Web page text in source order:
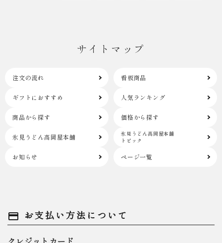
サイトマップ
注文の流れ 看板商品
ギフトにおすすめ 人気ランキング
商品から探す 価格から探す
氷見うどん高岡屋本舗
氷見うどん高岡屋本舗
トピック
お知らせ ページ一覧
payment お支払い方法について